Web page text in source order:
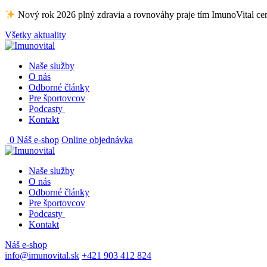
Skip
content
Nový rok 2026 plný zdravia a rovnováhy praje tím ImunoVital
Všetky aktuality
Naše služby
O nás
Odborné články
Pre športovcov
Podcasty
Kontakt
0 Náš e-shop Online objednávka
Naše služby
O nás
Odborné články
Pre športovcov
Podcasty
Kontakt
Náš e-shop
info@imunovital.sk +421 903 412 824